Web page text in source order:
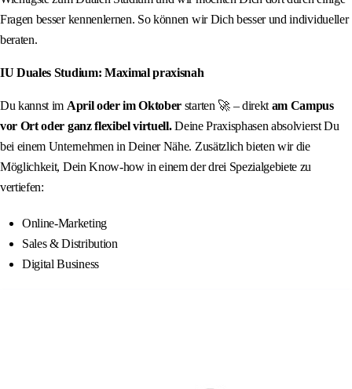
Fragen besser kennenlernen. So können wir Dich besser und individueller
beraten.
IU Duales Studium: Maximal praxisnah
Du kannst im April oder im Oktober starten 🚀 – direkt am Campus
vor Ort oder ganz flexibel virtuell.Deine Praxisphasen absolvierst Du
bei einem Unternehmen in Deiner Nähe. Zusätzlich bieten wir die
Möglichkeit, Dein Know-how in einem der drei Spezialgebiete zu
vertiefen:
Online-Marketing
Sales & Distribution
Digital Business